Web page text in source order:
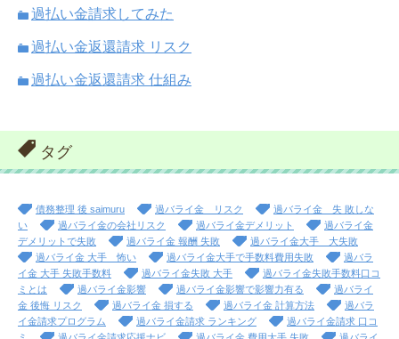
過払い金請求してみた
過払い金返還請求 リスク
過払い金返還請求 仕組み
タグ
債務整理 後 saimuru 過バライ金 リスク
過バライ金 失 敗しな
い
過バライ金の会社リスク 過バライ金デメリット
過バライ金
デメリットで失敗
過バライ金 報酬 失敗
過バライ金大手 大失敗
過バライ金 大手 怖い
過バライ金大手で手数料費用失敗
過バラ
イ金 大手 失敗手数料
過バライ金失敗 大手
過バライ金失敗手数料口コ
ミとは
過バライ金影響 過バライ金影響で影響力有る
過バライ
金 後悔 リスク
過バライ金 損する 過バライ金 計算方法
過バラ
イ金請求プログラム
過バライ金請求 ランキング
過バライ金請求 口コ